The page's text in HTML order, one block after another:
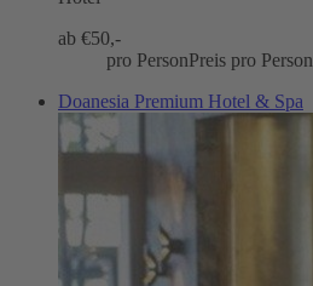
ab €50,-
pro PersonPreis pro Person
Doanesia Premium Hotel & Spa